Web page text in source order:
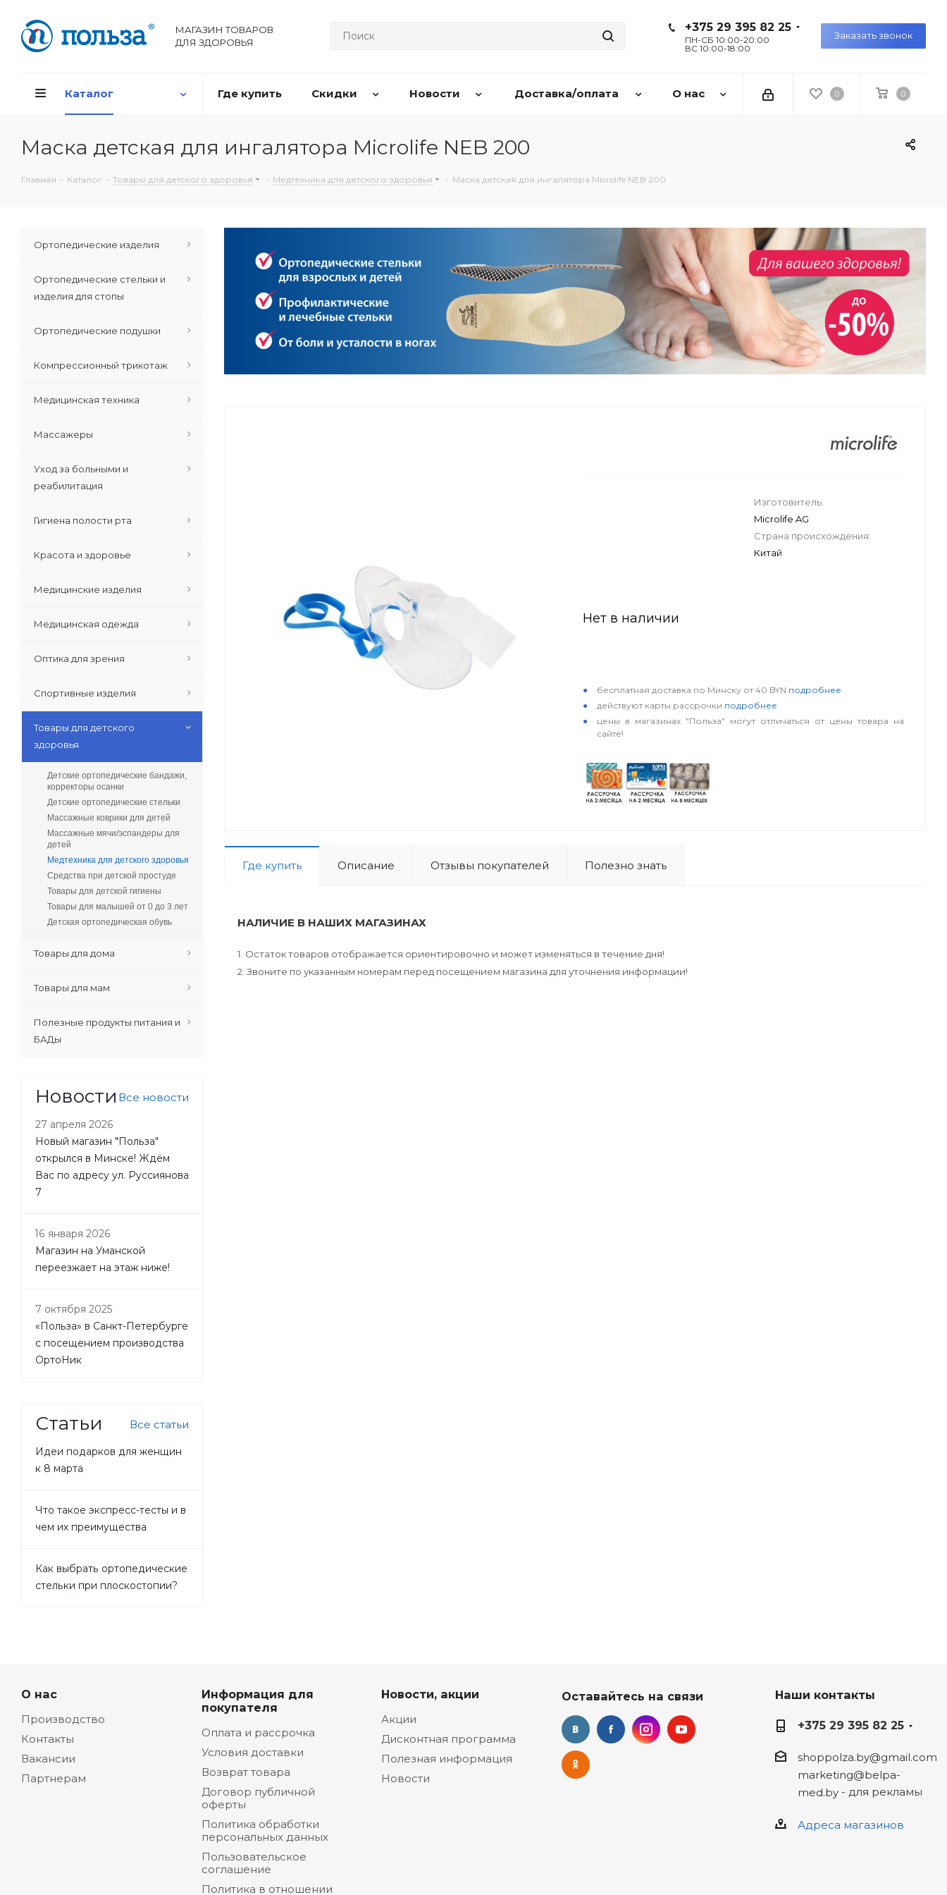
МАГАЗИН ТОВАРОВ
ДЛЯ ЗДОРОВЬЯ
+375 29 395 82 25
ПН-СБ 10:00-20:00
ВС 10:00-18:00
Заказать звонок
0 0
Каталог Где купить Скидки Новости Доставка/оплата О нас
Маска детская для ингалятора Microlife NEB 200
Главная - Каталог - Товары для детского здоровья - Медтехника для детского здоровья - Маска детская для ингалятора Microlife NEB 200
Изготовитель:
Microlife AG
Страна происхождения:
Китай
Нет в наличии
бесплатная доставка по Минску от 40 BYN подробнее
действуют карты рассрочки подробнее
цены в магазинах "Польза" могут отличаться от цены товара на
сайте!
Где купить Описание Отзывы покупателей Полезно знать
НАЛИЧИЕ В НАШИХ МАГАЗИНАХ
1. Остаток товаров отображается ориентировочно и может изменяться в течение дня!
2. Звоните по указанным номерам перед посещением магазина для уточнения информации!
Ортопедические изделия
Ортопедические стельки и
изделия для стопы
Ортопедические подушки
Компрессионный трикотаж
Медицинская техника
Массажеры
Уход за больными и
реабилитация
Гигиена полости рта
Красота и здоровье
Медицинские изделия
Медицинская одежда
Оптика для зрения
Спортивные изделия
Товары для детского
здоровья
Детские ортопедические бандажи,
корректоры осанки
Детские ортопедические стельки
Массажные коврики для детей
Массажные мячи/эспандеры для
детей
Медтехника для детского здоровья
Средства при детской простуде
Товары для детской гигиены
Товары для малышей от 0 до 3 лет
Детская ортопедическая обувь
Товары для дома
Товары для мам
Полезные продукты питания и
БАДы
Новости Все новости
27 апреля 2026
Новый магазин "Польза"
открылся в Минске! Ждём
Вас по адресу ул. Руссиянова
7
16 января 2026
Магазин на Уманской
переезжает на этаж ниже!
7 октября 2025
«Польза» в Санкт-Петербурге
с посещением производства
ОртоНик
Статьи Все статьи
Идеи подарков для женщин
к 8 марта
Что такое экспресс-тесты и в
чем их преимущества
Как выбрать ортопедические
стельки при плоскостопии?
О нас
Производство
Контакты
Вакансии
Партнерам
Информация для
покупателя
Оплата и рассрочка
Условия доставки
Возврат товара
Договор публичной
оферты
Политика обработки
персональных данных
Пользовательское
соглашение
Политика в отношении
Новости, акции
Акции
Дисконтная программа
Полезная информация
Новости
Оставайтесь на связи Наши контакты
+375 29 395 82 25
shoppolza.by@gmail.com
marketing@belpa-
med.by- для рекламы
Адреса магазинов